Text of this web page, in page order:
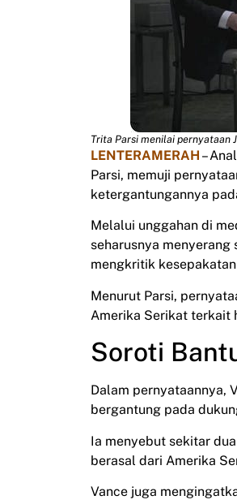
Trita Parsi menilai pernyataan
LENTERAMERAH –
Parsi, memuji
ketergantungannya
Melalui unggahan di
seharusnya
mengkritik
Menurut Parsi,
Amerika Serikat terkait
Soroti
Dalam pernyataannya,
bergantung pada
Ia menyebut sekitar
berasal dari Amerika
Vance juga